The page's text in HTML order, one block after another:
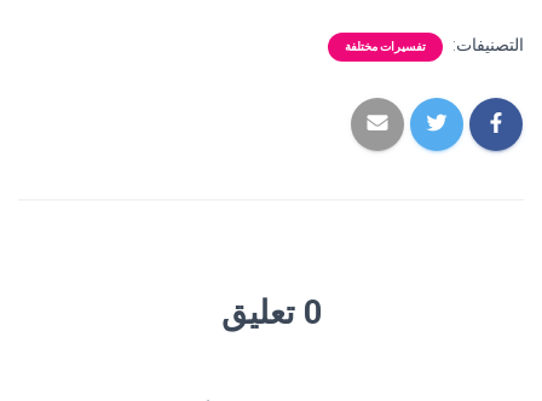
التصنيفات: تفسيرات مختلفة
0 تعليق